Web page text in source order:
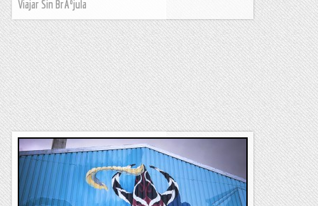
Viajar Sin BrÃºjula